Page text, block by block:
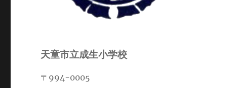
天童市立成生小学校
〒994-0005